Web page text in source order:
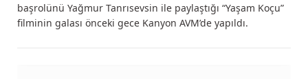
başrolünü Yağmur Tanrısevsin ile paylaştığı “Yaşam Koçu”
filminin galası önceki gece Kanyon AVM’de yapıldı.